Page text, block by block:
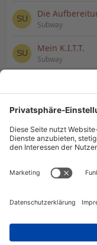
Die
Subway
Mein K.I.T.T.
Subway
Ich könnt
das
Subway
schwarze
Cover
Subway
komisches 1
mein KITT